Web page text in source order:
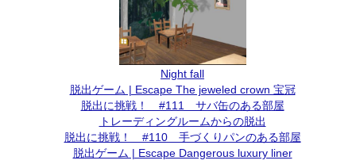
Night fall
脱出ゲーム | Escape The jeweled crown 宝冠
脱出に挑戦！ #111 サバ缶のある部屋
トレーディングルームからの脱出
脱出に挑戦！ #110 手づくりパンのある部屋
脱出ゲーム | Escape Dangerous luxury liner